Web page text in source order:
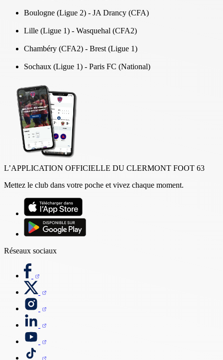
Boulogne (Ligue 2) - JA Drancy (CFA)
Lille (Ligue 1) - Wasquehal (CFA2)
Chambéry (CFA2) - Brest (Ligue 1)
Sochaux (Ligue 1) - Paris FC (National)
L’APPLICATION OFFICIELLE DU CLERMONT FOOT 63
Mettez le club dans votre poche et vivez chaque moment.
Réseaux sociaux